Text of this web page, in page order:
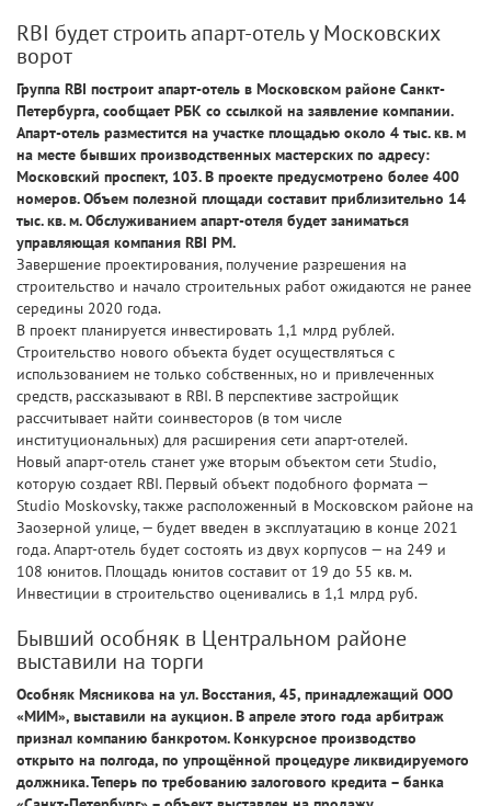
RBI будет строить апарт-отель у Московских
ворот
Группа RBI построит апарт-отель в Московском районе Санкт-
Петербурга, сообщает РБК со ссылкой на заявление компании.
Апарт-отель разместится на участке площадью около 4 тыс. кв. м
на месте бывших производственных мастерских по адресу:
Московский проспект, 103. В проекте предусмотрено более 400
номеров. Объем полезной площади составит приблизительно 14
тыс. кв. м. Обслуживанием апарт-отеля будет заниматься
управляющая компания RBI PM.
Завершение проектирования, получение разрешения на
строительство и начало строительных работ ожидаются не ранее
середины 2020 года.
В проект планируется инвестировать 1,1 млрд рублей.
Строительство нового объекта будет осуществляться с
использованием не только собственных, но и привлеченных
средств, рассказывают в RBI. В перспективе застройщик
рассчитывает найти соинвесторов (в том числе
институциональных) для расширения сети апарт-отелей.
Новый апарт-отель станет уже вторым объектом сети Studio,
которую создает RBI. Первый объект подобного формата —
Studio Moskovsky, также расположенный в Московском районе на
Заозерной улице, — будет введен в эксплуатацию в конце 2021
года. Апарт-отель будет состоять из двух корпусов — на 249 и
108 юнитов. Площадь юнитов составит от 19 до 55 кв. м.
Инвестиции в строительство оценивались в 1,1 млрд руб.
Бывший особняк в Центральном районе
выставили на торги
Особняк Мясникова на ул. Восстания, 45, принадлежащий ООО
«МИМ», выставили на аукцион. В апреле этого года арбитраж
признал компанию банкротом. Конкурсное производство
открыто на полгода, по упрощённой процедуре ликвидируемого
должника. Теперь по требованию залогового кредита – банка